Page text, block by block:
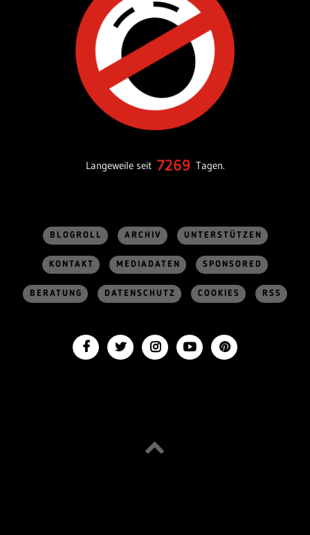
Langeweile seit 7269 Tagen.
BLOGROLL ARCHIV UNTERSTÜTZEN
KONTAKT MEDIADATEN SPONSORED
BERATUNG DATENSCHUTZ COOKIES RSS